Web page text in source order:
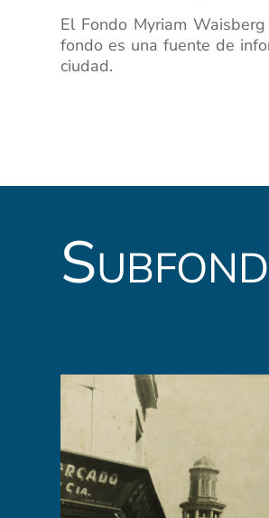
El Fondo Myriam
fondo es una fuente de
ciudad.